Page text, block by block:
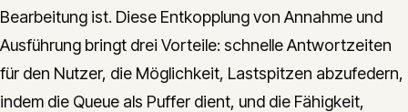
Bearbeitung ist. Diese Entkopplung von Annahme und
Ausführung bringt drei Vorteile: schnelle Antwortzeiten
für den Nutzer, die Möglichkeit, Lastspitzen abzufedern,
indem die Queue als Puffer dient, und die Fähigkeit,